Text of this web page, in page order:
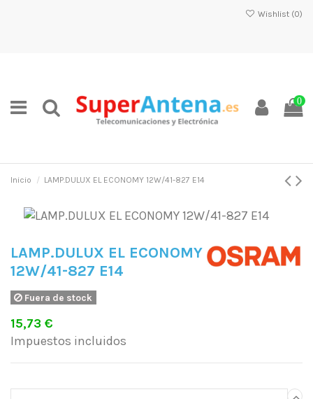
Wishlist (0)
0
Inicio LAMP.DULUX EL ECONOMY 12W/41-827 E14
LAMP.DULUX EL ECONOMY
12W/41-827 E14
Fuera de stock
15,73 €
Impuestos incluidos